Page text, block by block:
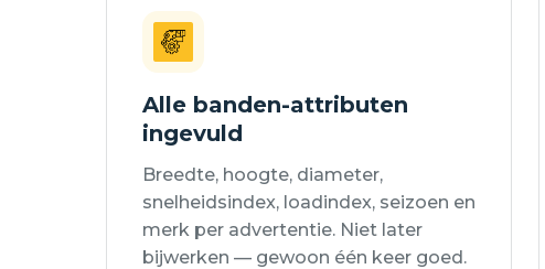
Alle banden-attributen
ingevuld
Breedte, hoogte, diameter,
snelheidsindex, loadindex, seizoen en
merk per advertentie. Niet later
bijwerken — gewoon één keer goed.